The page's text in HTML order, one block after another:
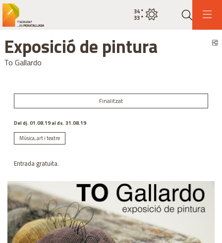
Cerca
Estat actual del temps cel net
34°
33°
Exposició de pintura
To Gallardo
Finalitzat
Del dj. 01.08.19al ds. 31.08.19
Música, art i teatre
Entrada gratuïta.